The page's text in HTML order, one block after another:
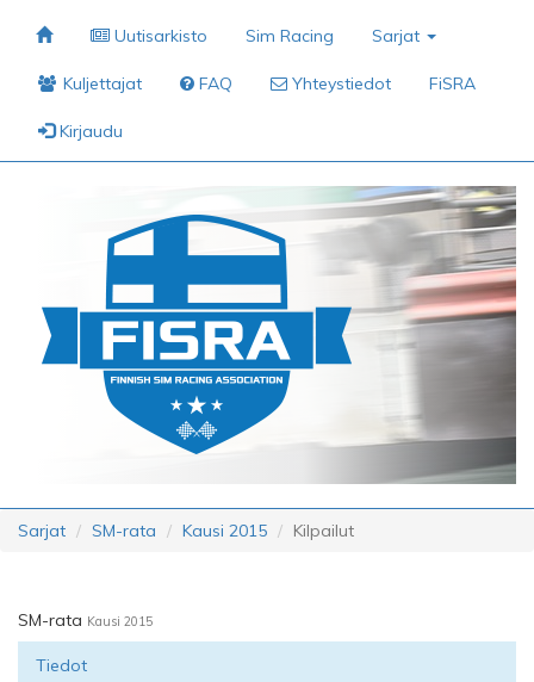
Uutisarkisto Sim Racing Sarjat
Kuljettajat FAQ Yhteystiedot FiSRA
Kirjaudu
Sarjat SM-rata Kausi 2015 Kilpailut
SM-rata Kausi 2015
Tiedot